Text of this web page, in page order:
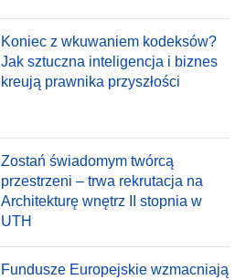
Koniec z wkuwaniem kodeksów?
Jak sztuczna inteligencja i biznes
kreują prawnika przyszłości
Zostań świadomym twórcą
przestrzeni – trwa rekrutacja na
Architekturę wnętrz II stopnia w
UTH
Fundusze Europejskie wzmacniają